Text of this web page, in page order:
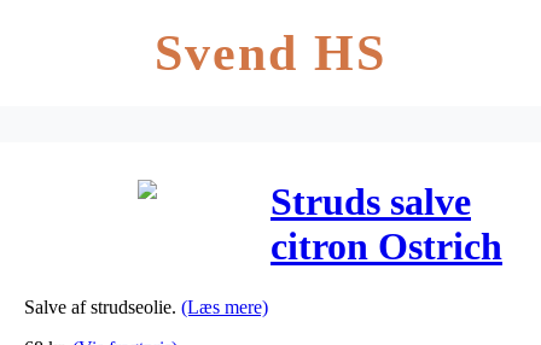
Svend HS
Struds salve
citron Ostrich
Salve af strudseolie. (Læs mere)